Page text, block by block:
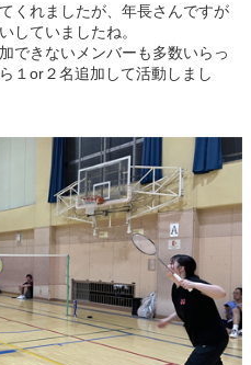
くれましたが、年長さんですが
していましたね。
できないメンバーも多数いらっ
１or２名追加して活動しまし